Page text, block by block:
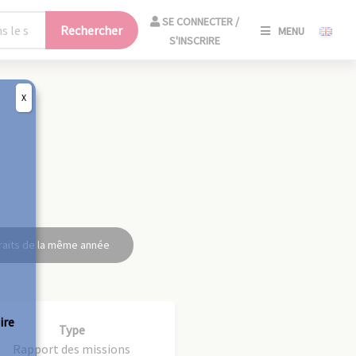
Rechercher
SE CONNECTER /
S'INSCRIRE
MENU
de la même année
Type
Rapport des missions
X